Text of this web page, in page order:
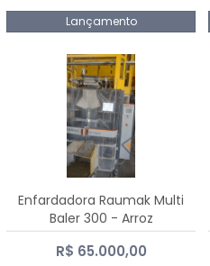
Lançamento
Enfardadora Raumak Multi
Baler 300 - Arroz
R$ 65.000,00